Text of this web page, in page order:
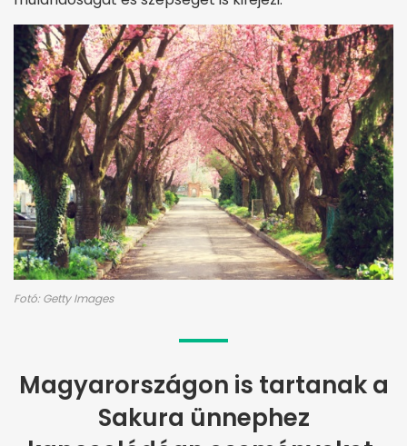
Fotó: Getty Images
Magyarországon is tartanak a
Sakura ünnephez